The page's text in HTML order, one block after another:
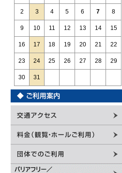
2 3 4 5 6 7 8
9 10 11 12 13 14 15
16 17 18 19 20 21 22
23 24 25 26 27 28 29
30 31